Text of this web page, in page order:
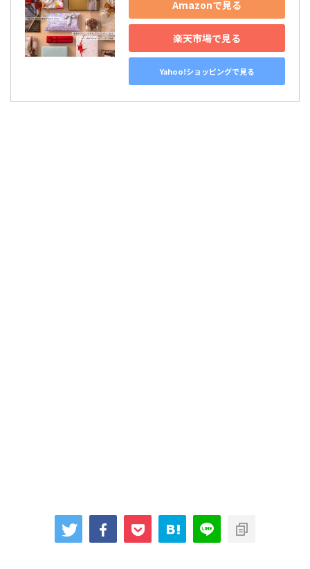
Amazonで見る
楽天市場で見る
Yahoo!ショッピングで見る